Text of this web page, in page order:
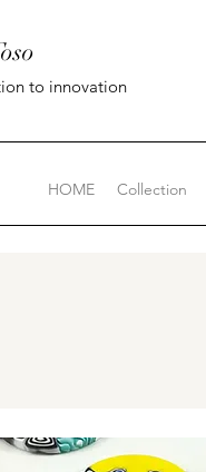
to innovation
HOME Collection